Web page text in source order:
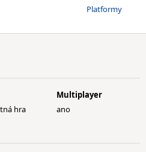
Platformy
hra
Multiplayer
ano